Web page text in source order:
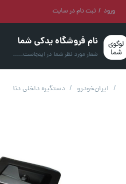
نام فروشگاه یدکی شما
شعار مورد نظر شما در اینجاست.....
ورود / ثبت نام در سایت
حساب کاربری من
تغییر کلمه عبور
سفارشات
خروجایران‌خودرو دستگیره داخلی دنا